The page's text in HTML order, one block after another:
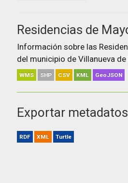
Residencias de
Información sobre las
del municipio de Villanueva de
WMS SHP CSV KML GeoJSON
Exportar metadatos
RDF XML Turtle